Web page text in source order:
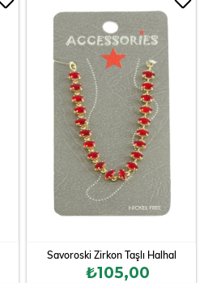
Savoroski Zirkon Taşlı Halhal
₺105,00